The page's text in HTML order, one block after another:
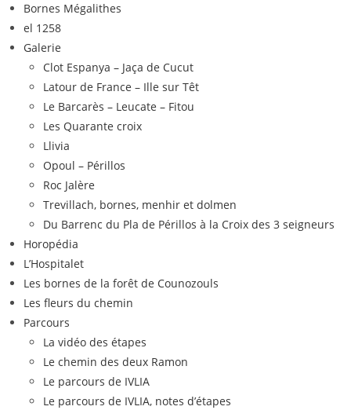
Bornes Mégalithes
el 1258
Galerie
Clot Espanya – Jaça de Cucut
Latour de France – Ille sur Têt
Le Barcarès – Leucate – Fitou
Les Quarante croix
Llivia
Opoul – Périllos
Roc Jalère
Trevillach, bornes, menhir et dolmen
Du Barrenc du Pla de Périllos à la Croix des 3 seigneurs
Horopédia
L’Hospitalet
Les bornes de la forêt de Counozouls
Les fleurs du chemin
Parcours
La vidéo des étapes
Le chemin des deux Ramon
Le parcours de IVLIA
Le parcours de IVLIA, notes d’étapes